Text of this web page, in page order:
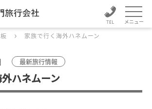
メニュー
家族で行く海外ハネムーン
最新旅行情報
ハネムーン